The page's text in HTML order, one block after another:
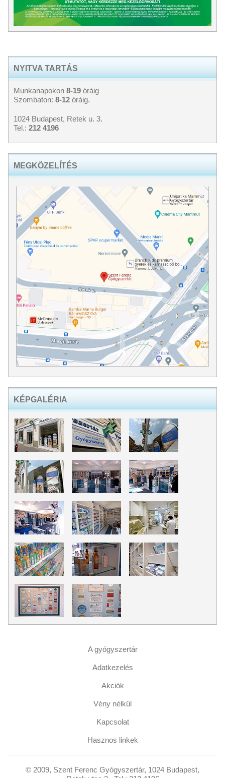
KÉPGALÉRIA
NYITVA TARTÁS
Munkanapokon 8-19 óráig
Szombaton: 8-12 óráig.
1024 Budapest, Retek u. 3.
Tel.: 212 4196
MEGKÖZELÍTÉS
A gyógyszertár
Adatkezelés
Akciók
Vény nélkül
Kapcsolat
Hasznos linkek
© 2009, Szent Ferenc Gyógyszertár, 1024 Budapest,